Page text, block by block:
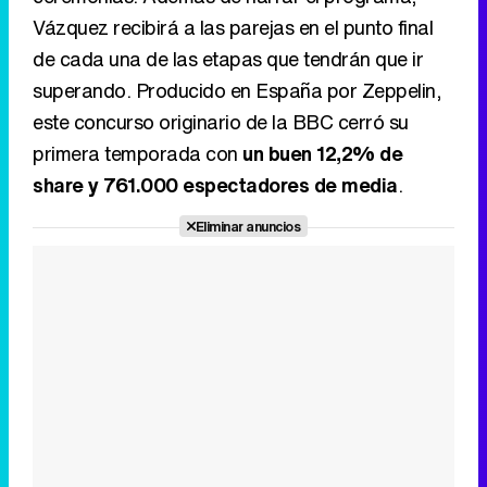
share y 761.000 espectadores de media .